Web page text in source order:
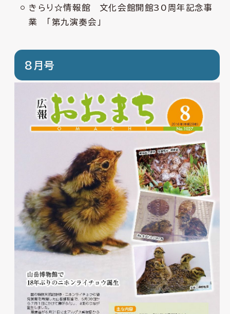
きらり☆情報館 文化会館開館30周年記念事
業 「第九演奏会」
8月号